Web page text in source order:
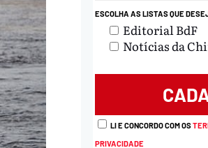
ESCOLHA AS LISTAS QUE
Editorial BdF
Notícias da
LI E CONCORDO COM OS
PRIVACIDADE